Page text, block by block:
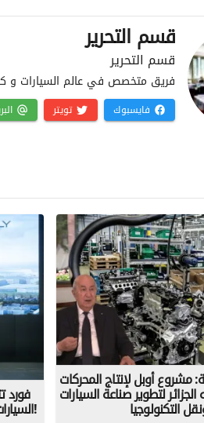
قسم التحرير
قسم التحرير
فريق متخصص في عالم السيارات و
فايسبوك تويتر
مشروع أوبل لإنتاج المحركات
لتطوير صناعة السيارات
التكنولوجيا
فورد
السيارات الصينية حتى لو صُنعت على أراضيها!